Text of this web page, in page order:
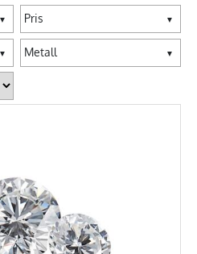
▼
Pris
▼
▼
Metall
▼